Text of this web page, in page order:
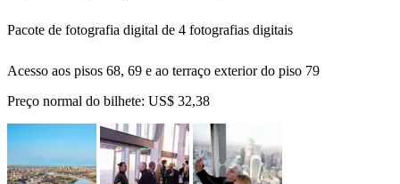
Pacote de fotografia digital de 4 fotografias digitais
Acesso aos pisos 68, 69 e ao terraço exterior do piso 79
Preço normal do bilhete: US$ 32,38